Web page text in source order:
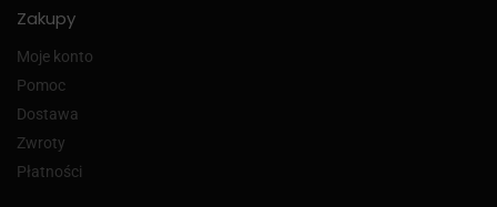
Zakupy
Moje konto
Pomoc
Dostawa
Zwroty
Płatności